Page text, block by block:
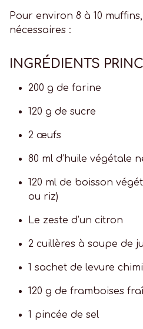
Pour environ 8 à 10
nécessaires :
INGRÉDIENTS
200 g de farine
120 g de sucre
2 œufs
80 ml d’huile végétale
120 ml de boisson
ou riz)
Le zeste d’un citron
2 cuillères à soupe de
1 sachet de levure
120 g de framboises
1 pincée de sel